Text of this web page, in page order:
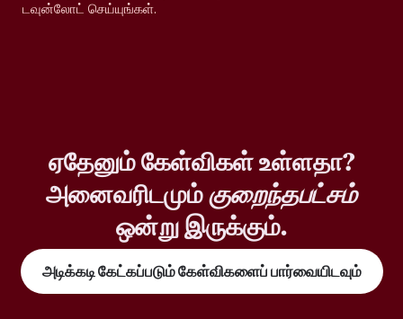
டவுன்லோட் செய்யுங்கள்.
ஏதேனும் கேள்விகள் உள்ளதா?
அனைவரிடமும்குறைந்தபட்சம்
ஒன்று இருக்கும்.
அடிக்கடி கேட்கப்படும் கேள்விகளைப் பார்வையிடவும்